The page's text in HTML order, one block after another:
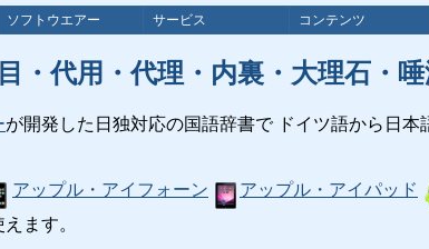
ソフトウエアー サービス コンテンツ
・代用・代理・内裏・大理石・
が開発した日独対応の国語辞書で ドイツ語から日
アップル・アイフォーン アップル・アイパッド
ます。